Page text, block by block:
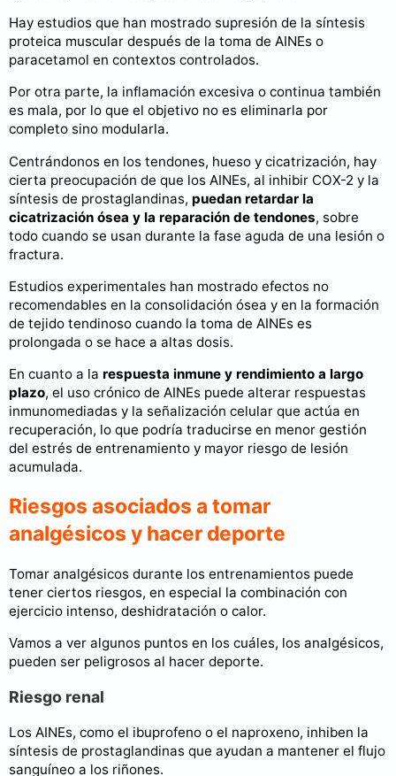
Hay estudios que han mostrado supresión de la síntesis
proteica muscular después de la toma de AINEs o
paracetamol en contextos controlados.
Por otra parte, la inflamación excesiva o continua también
es mala, por lo que el objetivo no es eliminarla por
completo sino modularla.
Centrándonos en los tendones, hueso y cicatrización, hay
cierta preocupación de que los AINEs, al inhibir COX-2 y la
síntesis de prostaglandinas, puedan retardar la
cicatrización ósea y la reparación de tendones, sobre
todo cuando se usan durante la fase aguda de una lesión o
fractura.
Estudios experimentales han mostrado efectos no
recomendables en la consolidación ósea y en la formación
de tejido tendinoso cuando la toma de AINEs es
prolongada o se hace a altas dosis.
En cuanto a la respuesta inmune y rendimiento a largo
plazo, el uso crónico de AINEs puede alterar respuestas
inmunomediadas y la señalización celular que actúa en
recuperación, lo que podría traducirse en menor gestión
del estrés de entrenamiento y mayor riesgo de lesión
acumulada.
Riesgos asociados a tomar
analgésicos y hacer deporte
Tomar analgésicos durante los entrenamientos puede
tener ciertos riesgos, en especial la combinación con
ejercicio intenso, deshidratación o calor.
Vamos a ver algunos puntos en los cuáles, los analgésicos,
pueden ser peligrosos al hacer deporte.
Riesgo renal
Los AINEs, como el ibuprofeno o el naproxeno, inhiben la
síntesis de prostaglandinas que ayudan a mantener el flujo
sanguíneo a los riñones.